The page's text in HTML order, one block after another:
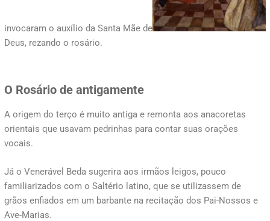
invocaram o auxílio da Santa Mãe de
Deus, rezando o rosário.
O Rosário de antigamente
A origem do terço é muito antiga e remonta aos anacoretas
orientais que usavam pedrinhas para contar suas orações
vocais.
Já o Venerável Beda sugerira aos irmãos leigos, pouco
familiarizados com o Saltério latino, que se utilizassem de
grãos enfiados em um barbante na recitação dos Pai-Nossos e
Ave-Marias.